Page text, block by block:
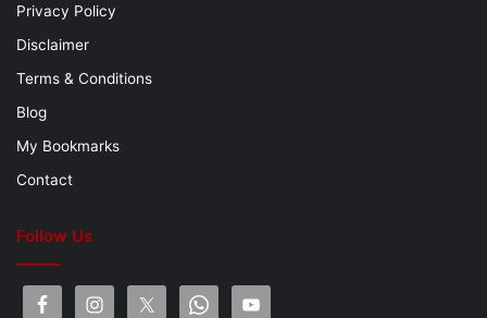
Privacy Policy
Disclaimer
Terms & Conditions
Blog
My Bookmarks
Contact
Follow Us